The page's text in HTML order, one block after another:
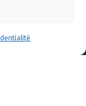
-
76 91 00
Athens 14562